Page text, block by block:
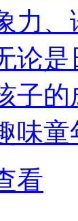
力
论
子
味童
看